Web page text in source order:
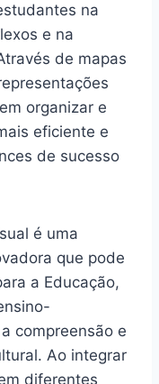
na
e na
de mapas
organizar e
eficiente e
de sucesso
é uma
que pode
a Educação,
compreensão e
Ao integrar
diferentes